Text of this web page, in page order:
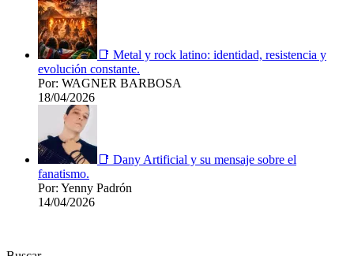
📑 Metal y rock latino: identidad, resistencia y
evolución constante.
Por: WAGNER BARBOSA
18/04/2026
📑 Dany Artificial y su mensaje sobre el
fanatismo.
Por: Yenny Padrón
14/04/2026